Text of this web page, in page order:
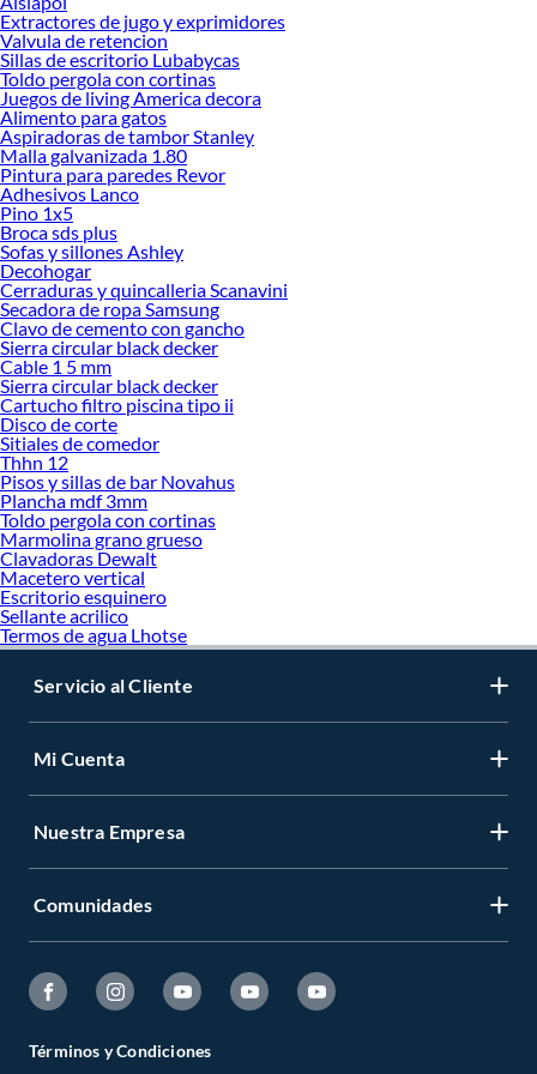
renovación de espacios. ¡Visítanos y descubre todo lo que tenemos para
ofrecerte!
Encuentra una amplia variedad de productos de Clóset en Sodimac. Encuentra
todo lo necesario para tus proyectos de renovación y decoración. ¡Visítanos y
haz tus ideas realidad!
Extractores de jugo y exprimidores
Valvula de retencion
Sillas de escritorio Lubabycas
Toldo pergola con cortinas
Juegos de living America decora
Alimento para gatos
Aspiradoras de tambor Stanley
Malla galvanizada 1.80
Pintura para paredes Revor
Adhesivos Lanco
Pino 1x5
Broca sds plus
Sofas y sillones Ashley
Decohogar
Cerraduras y quincalleria Scanavini
Secadora de ropa Samsung
Clavo de cemento con gancho
Sierra circular black decker
Cable 1 5 mm
Sierra circular black decker
Cartucho filtro piscina tipo ii
Disco de corte
Sitiales de comedor
Thhn 12
Pisos y sillas de bar Novahus
Plancha mdf 3mm
Toldo pergola con cortinas
Marmolina grano grueso
Clavadoras Dewalt
Macetero vertical
Escritorio esquinero
Sellante acrilico
Termos de agua Lhotse
Servicio al Cliente
Mi Cuenta
Nuestra Empresa
Comunidades
Términos y Condiciones